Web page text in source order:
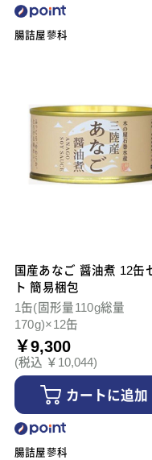
腸詰屋蓼科
国産あなご 醤油煮 12缶セッ
ト 簡易梱包
1缶(固形量110g総量
170g)×12缶
￥9,300
(税込 ￥10,044)
カートに追加
腸詰屋蓼科